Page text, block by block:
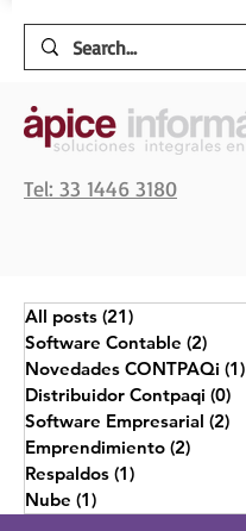
Tel: 33 1446 3180
All posts (21)
Software Contable (2)
Novedades CONTPAQi (1)
Distribuidor Contpaqi (0)
Software Empresarial (2)
Emprendimiento (2)
Respaldos (1)
Nube (1)